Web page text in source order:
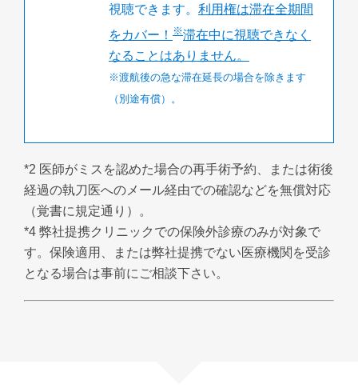
視聴できます。 利用権は滞在全期間
をカバー！ ※滞在中に視聴できなく
なることはありません。
※渡航後の急な滞在延長の場合を除きます
（別途有償）。
*2 医師がミスを認めた場合の再手術予約、または術後
経過の執刀医へのメール経由での確認などを無償対応
（覚書に規定通り）。
*4 弊社提携クリニックでの保険外診療のみが対象で
す。保険適用、または弊社提携でない医療機関を受診
となる場合は事前にご相談下さい。